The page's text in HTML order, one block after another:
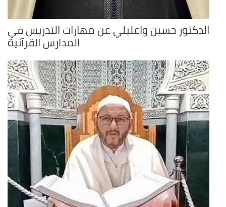
الدكتور حسين واعليلي عن مهارات التدريس في
المدارس القرآنية